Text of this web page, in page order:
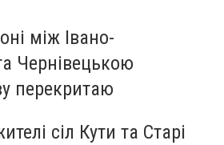
між Івано-
Чернівецькою
перекритаю
сіл Кути та Старі